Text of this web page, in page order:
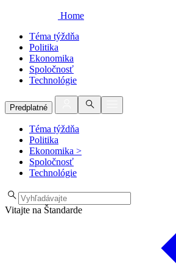
Home
Téma týždňa
Politika
Ekonomika
Spoločnosť
Technológie
Predplatné
Téma týždňa
Politika
Ekonomika >
Spoločnosť
Technológie
Vitajte na Štandarde